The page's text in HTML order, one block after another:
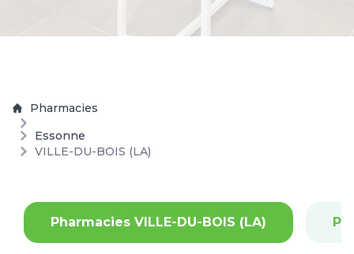
Pharmacies
Essonne
VILLE-DU-BOIS (LA)
Pharmacies VILLE-DU-BOIS (LA)